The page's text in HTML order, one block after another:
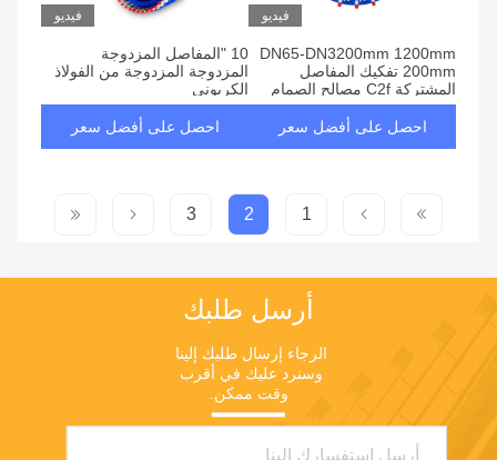
فيديو
DN65-DN3200mm 1200mm
200mm تفكيك المفاصل
المشتركة C2f مصالح الصمام
مكافئ التوسع
احصل على أفضل سعر
فيديو
10 "المفاصل المزدوجة
المزدوجة المزدوجة من الفولاذ
الكربوني
احصل على أفضل سعر
1
2
3
أرسل طلبك
وقت ممكن.